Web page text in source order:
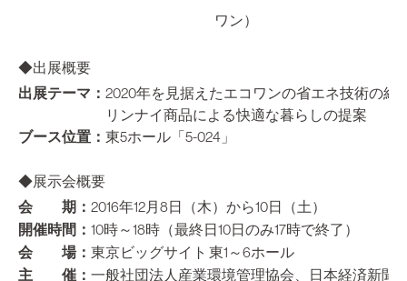
ワン）
◆出展概要
出展テーマ ： 2020年を見据えたエコワンの省エネ技術の紹
リンナイ商品による快適な暮らしの提案
ブース位置 ： 東5ホール「5-024」
◆展示会概要
会 期 ： 2016年12月8日（木）から10日（土）
開催時間 ： 10時～18時（最終日10日のみ17時で終了）
会 場： 東京ビッグサイト 東1～6ホール
主 催 ： 一般社団法人産業環境管理協会、日本経済新聞